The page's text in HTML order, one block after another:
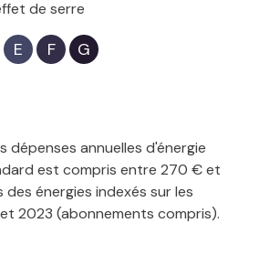
de serre
E F G
dépenses annuelles d'énergie
est compris entre 270 € et
des énergies indexés sur les
2023 (abonnements compris).